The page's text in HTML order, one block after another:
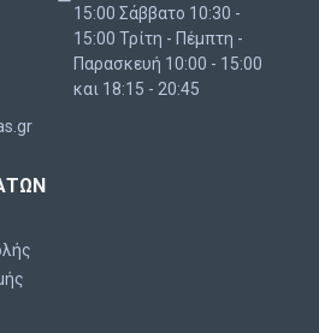
15:00 Σάββατο 10:30 -
15:00 Τρίτη - Πέμπτη -
Παρασκευή 10:00 - 15:00
και 18:15 - 20:45